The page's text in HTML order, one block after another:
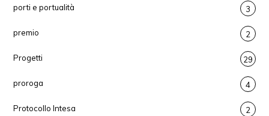
porti e portualità 3
premio 2
Progetti 29
proroga 4
Protocollo Intesa 2